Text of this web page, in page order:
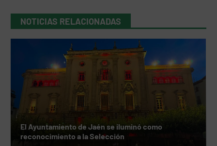
NOTICIAS RELACIONADAS
El Ayuntamiento de Jaén se iluminó como
reconocimiento a la Selección